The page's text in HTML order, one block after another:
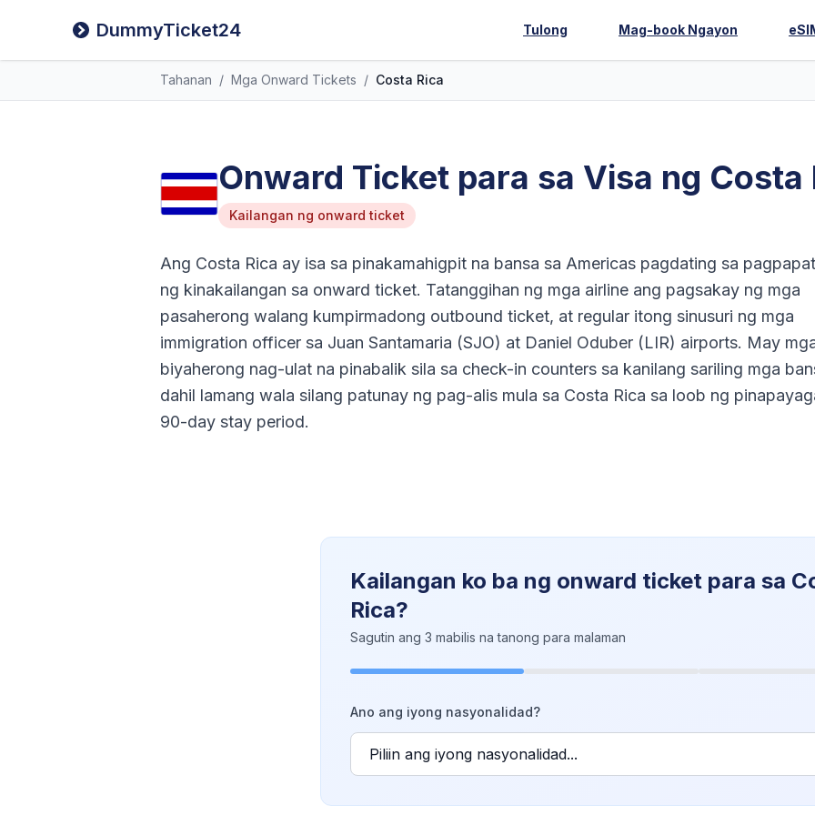
DummyTicket24 Tulong Mag-book Ngayon
Tahanan / Mga Onward Tickets / Costa Rica
Onward Ticket para sa Visa ng
Kailangan ng onward ticket
Ang Costa Rica ay isa sa pinakamahigpit na bansa sa Americas pagdating sa
ng kinakailangan sa onward ticket. Tatanggihan ng mga airline ang pagsakay ng mga
pasaherong walang kumpirmadong outbound ticket, at regular itong sinusuri ng mga
immigration officer sa Juan Santamaria (SJO) at Daniel Oduber (LIR) airports. May
biyaherong nag-ulat na pinabalik sila sa check-in counters sa kanilang sariling mga
dahil lamang wala silang patunay ng pag-alis mula sa Costa Rica sa loob ng
90-day stay period.
Kailangan ko ba ng onward ticket para sa
Rica?
Sagutin ang 3 mabilis na tanong para malaman
Ano ang iyong nasyonalidad?